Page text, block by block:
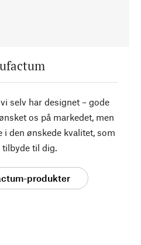
selv har designet – gode
os på markedet, men
den ønskede kvalitet, som
til dig.
produkter